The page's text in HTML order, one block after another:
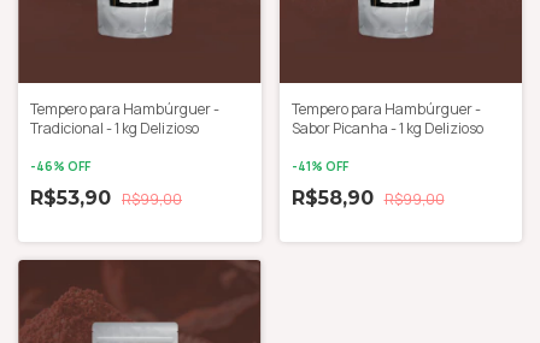
Tempero para Hambúrguer -
Tradicional - 1 kg Delizioso
-46% OFF
R$53,90 R$99,00
Tempero para Hambúrguer -
Sabor Picanha - 1 kg Delizioso
-41% OFF
R$58,90 R$99,00